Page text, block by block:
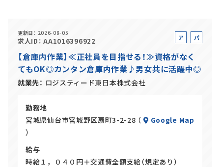
アルバイト・パート採用
更新日 2026-08-05
求人ID AA1016396922
ア
バ
イ
パ
【倉庫内作業】≪正社員を目指せる！≫資格がなく
てもOK◎カンタン倉庫内作業♪男女共に活躍中◎
就業先 ロジスティード東日本株式会社
勤務地
宮城県仙台市宮城野区扇町3-2-28 （
Google Map
）
給与
時給１，０４０円＋交通費全額支給（規定あり）